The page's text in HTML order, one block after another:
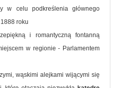
w celu podkreślenia głównego
roku
i romantyczną fontanną
w regionie - Parlamentem
wąskimi alejkami wijącymi się